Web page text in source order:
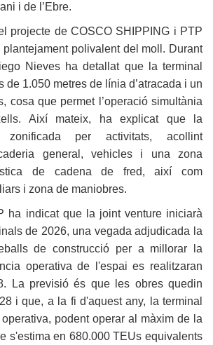
i de l’Ebre.
projecte de COSCO SHIPPING i PTP
polivalent del moll. Durant
Nieves ha detallat que la terminal
de 1.050 metres de línia d’atracada i un
cosa que permet l’operació simultània
Així mateix, ha explicat que la
zonificada per activitats, acollint
general, vehicles i una zona
de cadena de fred, així com
i zona de maniobres.
ha indicat que la joint venture iniciarà
de 2026, una vegada adjudicada la
de construcció per a millorar la
operativa de l'espai es realitzaran
La previsió és que les obres quedin
i que, a la fi d'aquest any, la terminal
podent operar al màxim de la
s'estima en 680.000 TEUs equivalents